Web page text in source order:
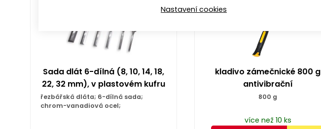
Sada dlát 6-dílná (8, 10, 14, 18,
22, 32 mm), v plastovém kufru
řezbářská dláta; 6-dílná sada;
chrom-vanadiová ocel;
kladivo zámečnické 800 g
antivibrační
800 g
více než 10 ks
Nastavení cookies